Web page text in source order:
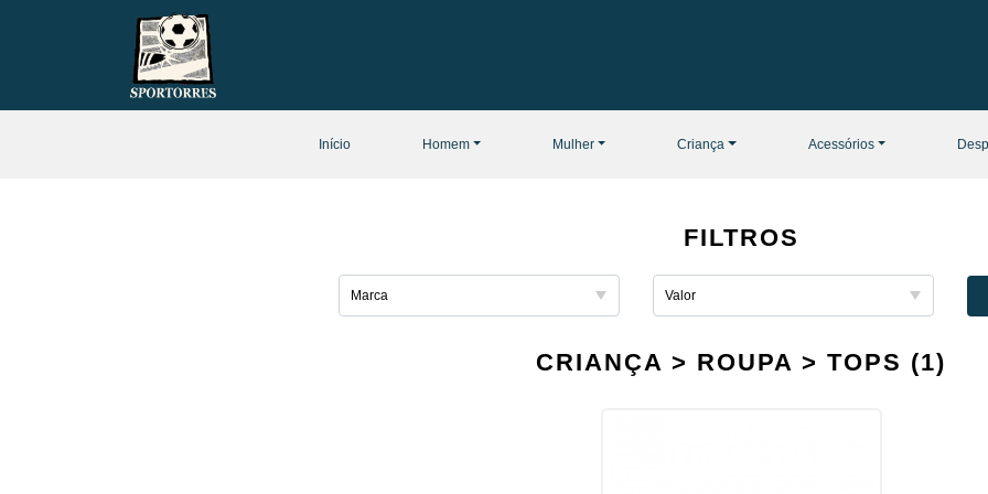
Início Homem Mulher Criança Acessórios
FILTROS
CRIANÇA > ROUPA > TOPS (1)